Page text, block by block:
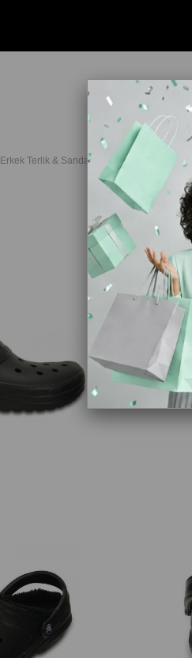
AYAKKABI TERLİK &
Erkek Terlik & Sandalet Crocs Erkek Terlik